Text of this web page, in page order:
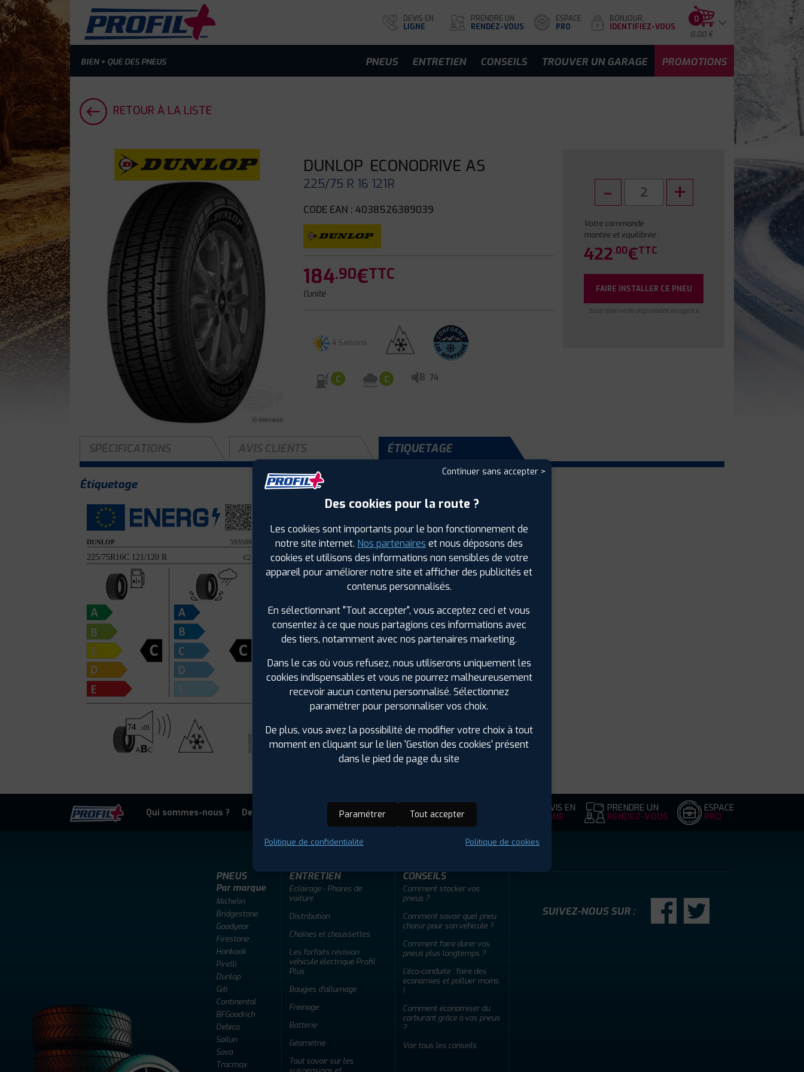
BIEN + QUE DES PNEUS
DEVIS EN
LIGNE
PRENDRE UN
RENDEZ-VOUS
ESPACE
PRO
BONJOUR,
IDENTIFIEZ-VOUS
0
0.00 €
PNEUS ENTRETIEN CONSEILS TROUVER UN GARAGE PROMOTIONS
RETOUR À LA LISTE
DUNLOP ECONODRIVE AS
225/75 R 16 121R
CODE EAN : 4038526389039
184.90€TTC
l'unité
4 Saisons
C C B 74
Votre commande
montée et équilibrée :
422.00€TTC
FAIRE INSTALLER CE PNEU
Sous réserve de disponibilité en agence
SPÉCIFICATIONS AVIS CLIENTS ÉTIQUETAGE
Étiquetage
4 Saisons
Largeur :225
Hauteur :75
Diamètre :16
Charge :121
Bruit de roulement externe : 74
Résistance au roulement :
Adhérence sur sol mouillé : C
Code EAN :
Qui sommes-nous ? Devenir adherent Offres d'emploi FAQ DEVIS EN
LIGNE
PRENDRE UN
RENDEZ-VOUS
ESPACE
PRO
PNEUS
Par marque
Michelin
Bridgestone
Goodyear
Firestone
Hankook
Pirelli
Dunlop
Giti
Continental
BFGoodrich
Debica
Sailun
Sava
Tracmax
ENTRETIEN
Éclairage - Phares de
voiture
Distribution
Chaînes et chaussettes
Les forfaits révision
véhicule électrique Profil
Plus
Bougies d'allumage
Freinage
Batterie
Géométrie
Tout savoir sur les
CONSEILS
Comment stocker vos
pneus ?
Comment savoir quel pneu
choisir pour son véhicule ?
Comment faire durer vos
pneus plus longtemps ?
L'éco-conduite : faire des
économies et polluer moins
!
Comment économiser du
carburant grâce à vos pneus
?
Voir tous les conseils
SUIVEZ-NOUS SUR :
Continuer sans accepter >
Des cookies pour la route ?
Les cookies sont importants pour le bon fonctionnement de
notre site internet. Nos partenaires et nous déposons des
cookies et utilisons des informations non sensibles de votre
appareil pour améliorer notre site et afficher des publicités et
contenus personnalisés.
En sélectionnant "Tout accepter", vous acceptez ceci et vous
consentez à ce que nous partagions ces informations avec
des tiers, notamment avec nos partenaires marketing.
Dans le cas où vous refusez, nous utiliserons uniquement les
cookies indispensables et vous ne pourrez malheureusement
recevoir aucun contenu personnalisé. Sélectionnez
paramétrer pour personnaliser vos choix.
De plus, vous avez la possibilité de modifier votre choix à tout
moment en cliquant sur le lien 'Gestion des cookies' présent
dans le pied de page du site
Paramétrer Tout accepter
Politique de confidentialité Politique de cookies